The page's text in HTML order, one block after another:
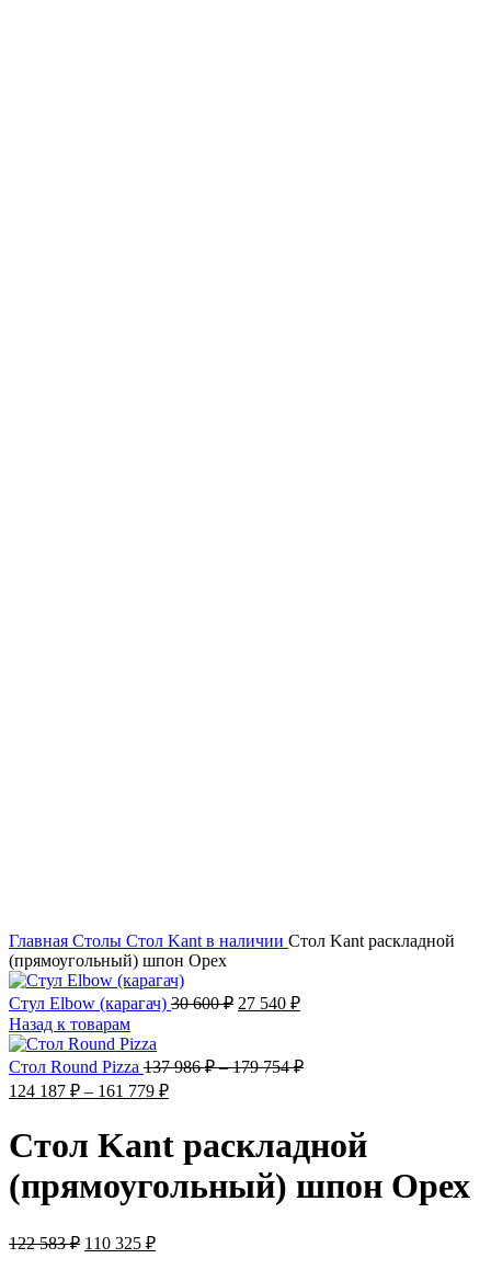
Главная Столы Стол Kant в наличии Стол Kant раскладной
(прямоугольный) шпон Орех
Стул Elbow (карагач) 30 600₽ 27 540 ₽
Назад к товарам
Стол Round Pizza 137 986₽ – 179 754₽
124 187 ₽ – 161 779 ₽
Стол Kant раскладной
(прямоугольный) шпон Орех
122 583₽ 110 325 ₽